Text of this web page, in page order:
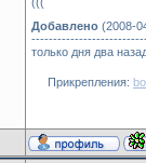
Добавлено (2008-
только дня два
Прикрепления: